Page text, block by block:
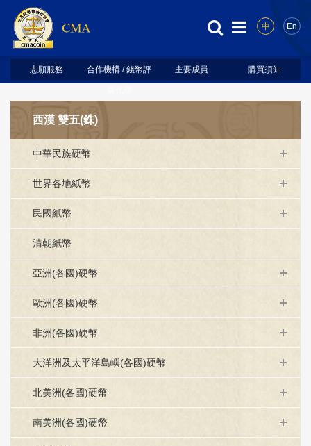
中 En
志願服務 合作機構 / 錢幣評 主要成員 購買須知
西漢 雙五(銖)
中華民族硬幣
世界各地紙幣
民國紙幣
清朝紙幣
亞洲(各國)硬幣
歐洲(各國)硬幣
非洲(各國)硬幣
大洋洲及太平洋島嶼(各國)硬幣
北美洲(各國)硬幣
南美洲(各國)硬幣